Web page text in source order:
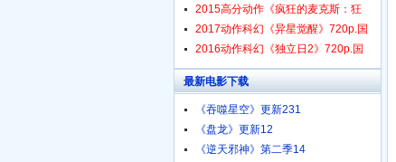
2015高分动作《疯狂的麦克斯：狂
2017动作科幻《异星觉醒》720p.国
2016动作科幻《独立日2》720p.国
最新电影下载
《吞噬星空》更新231
《盘龙》更新12
《逆天邪神》第二季14